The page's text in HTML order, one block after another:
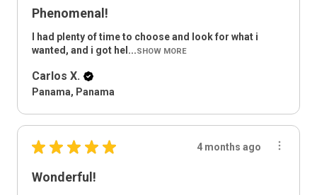
Phenomenal!
I had plenty of time to choose and look for what i
wanted, and i got hel...SHOW MORE
Carlos X.
Panama, Panama
★ ★ ★ ★ ★ 4 months ago
Wonderful!